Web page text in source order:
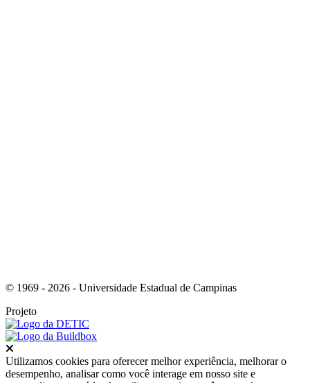
© 1969 - 2026 - Universidade Estadual de Campinas
Projeto
Utilizamos cookies para oferecer melhor experiência, melhorar o
desempenho, analisar como você interage em nosso site e